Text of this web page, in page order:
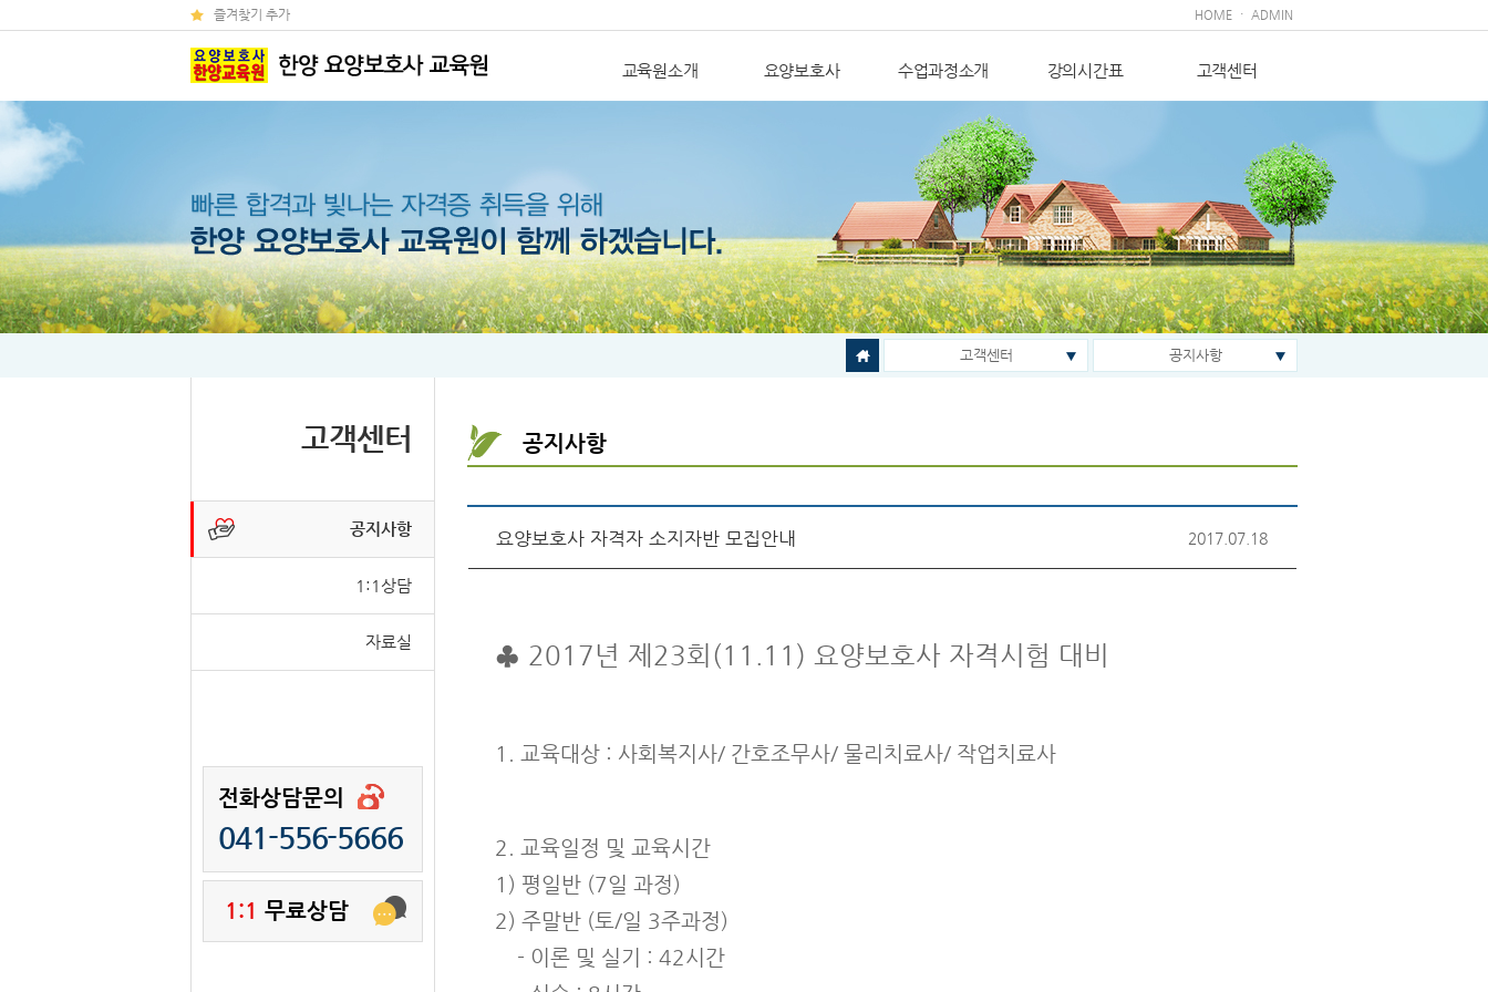
즐겨찾기 추가 HOME · ADMIN
교육원소개 요양보호사 수업과정소개 강의시간표 고객센터
고객센터 공지사항
고객센터
공지사항
1:1상담
자료실
전화상담문의
041-556-5666
1:1 무료상담
공지사항
요양보호사 자격자 소지자반 모집안내 2017.07.18
♣ 2017년 제23회(11.11) 요양보호사 자격시험 대비
1. 교육대상 : 사회복지사/ 간호조무사/ 물리치료사/ 작업치료사
2. 교육일정 및 교육시간
1) 평일반 (7일 과정)
2) 주말반 (토/일 3주과정)
- 이론 및 실기 : 42시간